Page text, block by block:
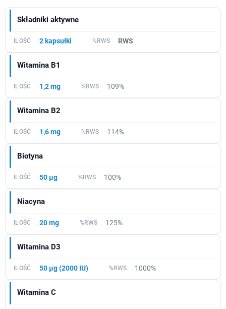
Składniki aktywne
2 kapsułki RWS
Witamina B1
1,2 mg 109%
Witamina B2
1,6 mg 114%
Biotyna
50 µg 100%
Niacyna
20 mg 125%
Witamina D3
50 µg (2000 IU) 1000%
Witamina C